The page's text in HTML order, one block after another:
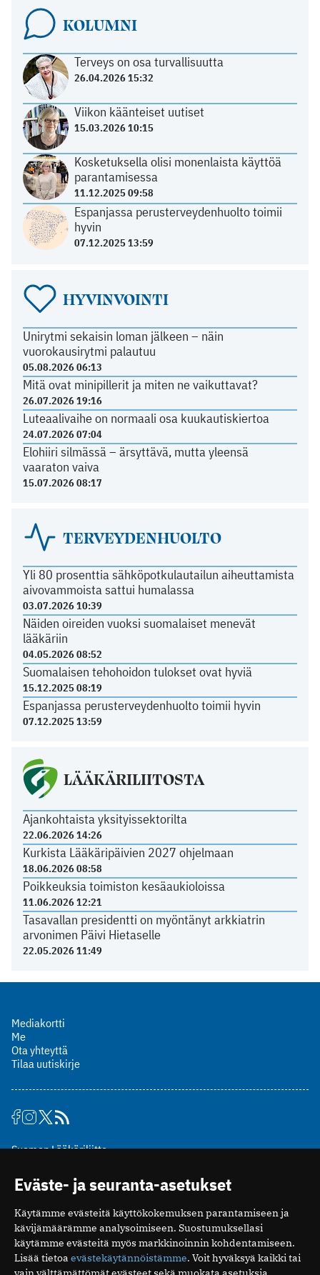
KOLUMNI
Terveys on osa turvallisuutta
26.04.2026 15:32
Viikon käänteiset uutiset
15.03.2026 10:15
Kosketuksella olisi monenlaista käyttöä
parantamisessa
11.12.2025 09:58
Espanjassa perusterveydenhuolto toimii
hyvin
07.12.2025 13:59
HYVINVOINTI
Unirytmi sekaisin loman jälkeen – näin
vuorokausirytmi palautuu
05.08.2026 06:13
Mitä ovat minipillerit ja miten ne vaikuttavat?
26.07.2026 19:16
Luteaalivaihe on normaali osa kuukautiskiertoa
24.07.2026 07:04
Elohiiri silmässä – ärsyttävä, mutta yleensä
vaaraton vaiva
15.07.2026 08:17
TERVEYDENHUOLTO
Yli 80 prosenttia sähköpotkulautailun aiheuttamista
aivovammoista sattui humalassa
03.07.2026 10:39
Näiden oireiden vuoksi suomalaiset menevät
lääkäriin
04.05.2026 08:52
Suomalaisen tehohoidon tulokset ovat hyviä
15.12.2025 08:19
Espanjassa perusterveydenhuolto toimii hyvin
07.12.2025 13:59
LÄÄKÄRILIITOSTA
Ajankohtaista yksityissektorilta
22.06.2026 14:26
Kurkista Lääkäripäivien 2027 ohjelmaan
18.06.2026 08:58
Poikkeuksia toimiston kesäaukioloissa
11.06.2026 12:21
Tasavallan presidentti on myöntänyt arkkiatrin
arvonimen Päivi Hietaselle
22.05.2026 11:49
Mediakortti
Me
Ota yhteyttä
Tilaa uutiskirje
Suomen Lääkäriliitto
00510 Helsinki
puh. (09) 393 091
toimitus@potilaanlaakarilehti.fi
ISSN 2323-9476
Eväste- ja seuranta-asetukset
Käytämme evästeitä käyttökokemuksen parantamiseen ja
kävijämäärämme analysoimiseen. Suostumuksellasi
käytämme evästeitä myös markkinoinnin kohdentamiseen.
Lisää tietoa evästekäytännöistämme. Voit hyväksyä kaikki tai